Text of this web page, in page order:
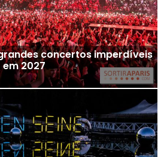
concertos imperdíveis
em 2027